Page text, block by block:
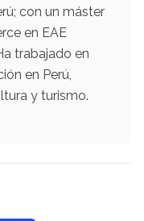
con un máster
en EAE
trabajado en
en Perú,
y turismo.